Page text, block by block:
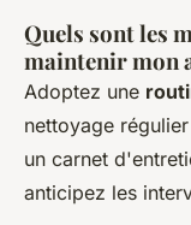
Quels sont les
maintenir mon
Adoptez une
nettoyage
un carnet
anticipez les